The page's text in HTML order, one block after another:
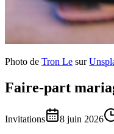
Photo de Tron Le sur
Faire-part
Invitations 8 juin 2026